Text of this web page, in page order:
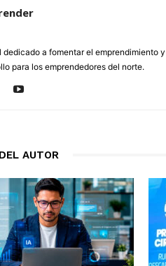
dedicado a fomentar el emprendimiento
para los emprendedores del norte.
AUTOR